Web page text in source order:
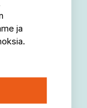
ja